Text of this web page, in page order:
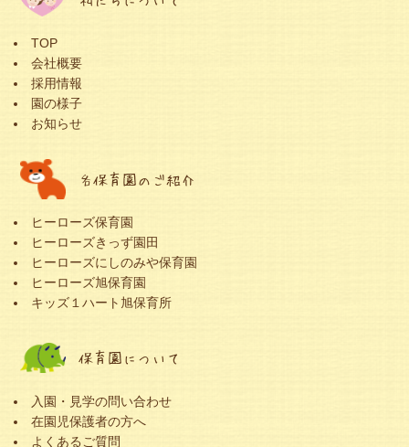
TOP
会社概要
採用情報
園の様子
お知らせ
各保育園のご紹介
ヒーローズ保育園
ヒーローズきっず園田
ヒーローズにしのみや保育園
ヒーローズ旭保育園
キッズ１ハート旭保育所
保育園について
入園・見学の問い合わせ
在園児保護者の方へ
よくあるご質問